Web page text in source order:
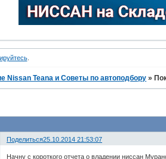
.
Nissan Teana и Советы по автоподбору »
Поделиться25.10.2014 21:53:07
Начну с короткого отчета о владении ниссан